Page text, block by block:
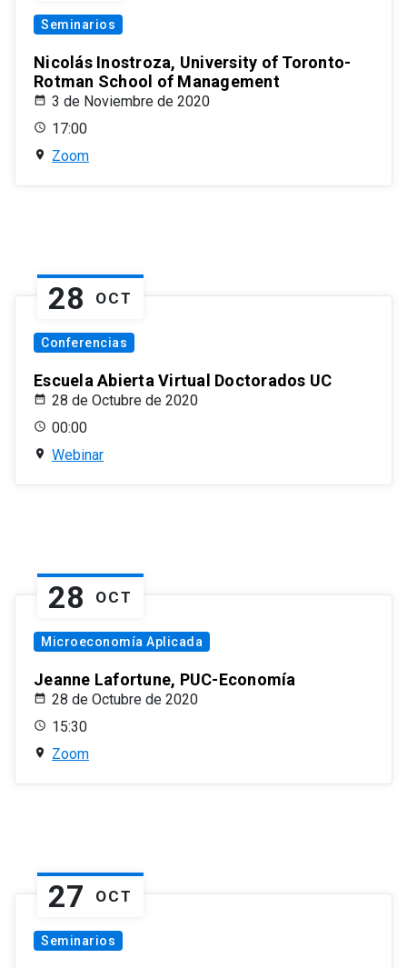
Seminarios
Nicolás Inostroza, University of Toronto-
Rotman School of Management
3 de Noviembre de 2020
17:00
Zoom
28 OCT
Conferencias
Escuela Abierta Virtual Doctorados UC
28 de Octubre de 2020
00:00
Webinar
28 OCT
Microeconomía Aplicada
Jeanne Lafortune, PUC-Economía
28 de Octubre de 2020
15:30
Zoom
27 OCT
Seminarios